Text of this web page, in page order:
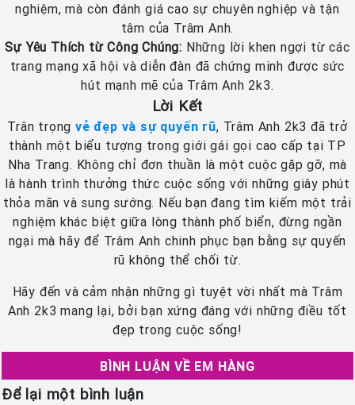
nghiệm, mà còn đánh giá cao sự chuyên nghiệp và tận
tâm của Trâm Anh.
Sự Yêu Thích từ Công Chúng: Những lời khen ngợi từ các
trang mạng xã hội và diễn đàn đã chứng minh được sức
hút mạnh mẽ của Trâm Anh 2k3.
Lời Kết
Trân trọngvẻ đẹp và sự quyến rũ, Trâm Anh 2k3 đã trở
thành một biểu tượng trong giới gái gọi cao cấp tại TP
Nha Trang. Không chỉ đơn thuần là một cuộc gặp gỡ, mà
là hành trình thưởng thức cuộc sống với những giây phút
thỏa mãn và sung sướng. Nếu bạn đang tìm kiếm một trải
nghiệm khác biệt giữa lòng thành phố biển, đừng ngần
ngại mà hãy để Trâm Anh chinh phục bạn bằng sự quyến
rũ không thể chối từ.
Hãy đến và cảm nhận những gì tuyệt vời nhất mà Trâm
Anh 2k3 mang lại, bởi bạn xứng đáng với những điều tốt
đẹp trong cuộc sống!
BÌNH LUẬN VỀ EM HÀNG
Để lại một bình luận